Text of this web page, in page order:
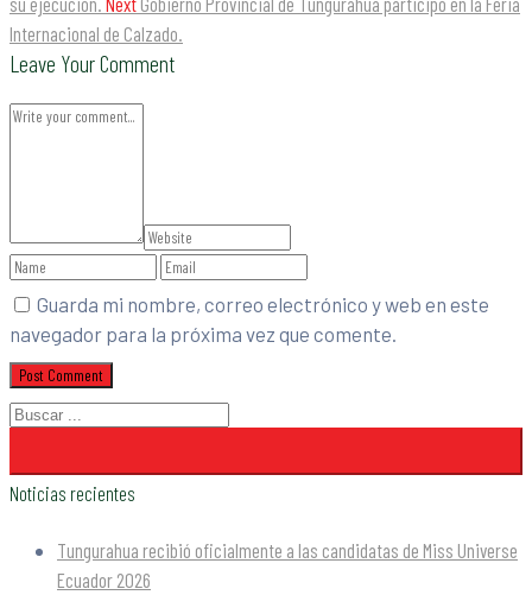
Internacional de Calzado.
Leave Your Comment
Guarda mi nombre, correo electrónico y web en este
navegador para la próxima vez que comente.
Noticias recientes
Tungurahua recibió oficialmente a las candidatas de Miss Universe
Ecuador 2026